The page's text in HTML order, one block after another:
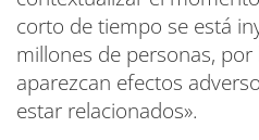
corto de tiempo se está
millones de personas,
aparezcan efectos
estar relacionados».